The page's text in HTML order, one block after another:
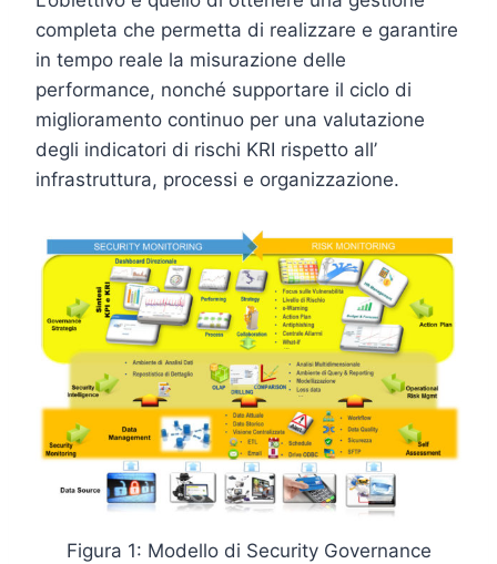
completa che permetta di realizzare e garantire
in tempo reale la misurazione delle
performance, nonché supportare il ciclo di
miglioramento continuo per una valutazione
degli indicatori di rischi KRI rispetto all’
infrastruttura, processi e organizzazione.
Figura 1: Modello di Security Governance